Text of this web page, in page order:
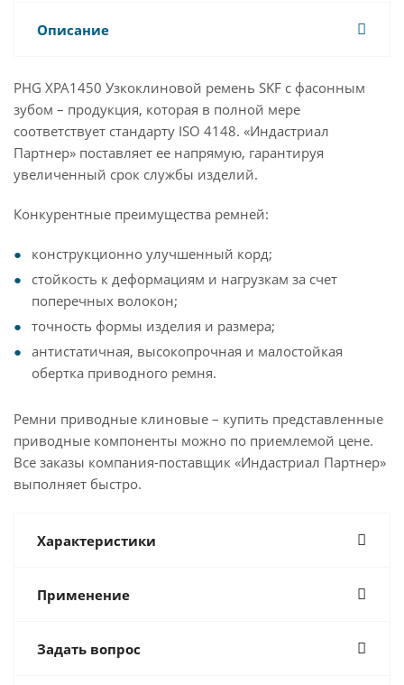
Описание
PHG XPA1450 Узкоклиновой ремень SKF с фасонным
зубом – продукция, которая в полной мере
соответствует стандарту ISO 4148. «Индастриал
Партнер» поставляет ее напрямую, гарантируя
увеличенный срок службы изделий.
Конкурентные преимущества ремней:
конструкционно улучшенный корд;
стойкость к деформациям и нагрузкам за счет
поперечных волокон;
точность формы изделия и размера;
антистатичная, высокопрочная и малостойкая
обертка приводного ремня.
Ремни приводные клиновые – купить представленные
приводные компоненты можно по приемлемой цене.
Все заказы компания-поставщик «Индастриал Партнер»
выполняет быстро.
Характеристики
Применение
Задать вопрос